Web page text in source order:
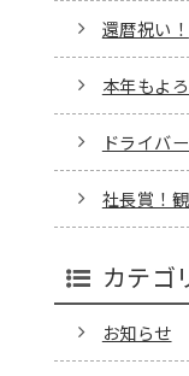
還暦祝い！
本年もよ
ドライバ
社長賞！
カテゴ
お知らせ